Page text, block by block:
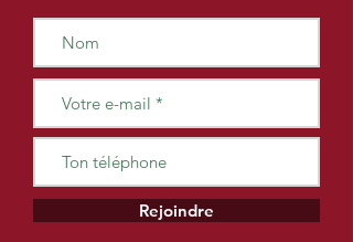
Rejoindre